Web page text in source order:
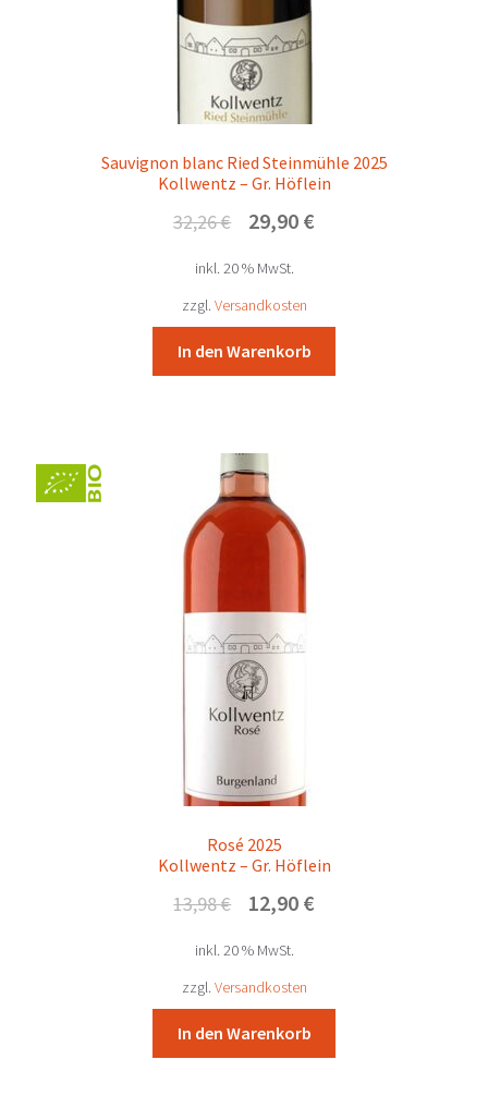
Sauvignon blanc Ried Steinmühle 2025
Kollwentz – Gr. Höflein
32,26€
Ursprünglicher
war:
32,26 €
29,90 €Aktueller
inkl. 20 % MwSt.
zzgl. Versandkosten
In den Warenkorb
Rosé 2025
Kollwentz – Gr. Höflein
13,98€
Ursprünglicher
war:
13,98 €
12,90 €Aktueller
inkl. 20 % MwSt.
zzgl. Versandkosten
In den Warenkorb